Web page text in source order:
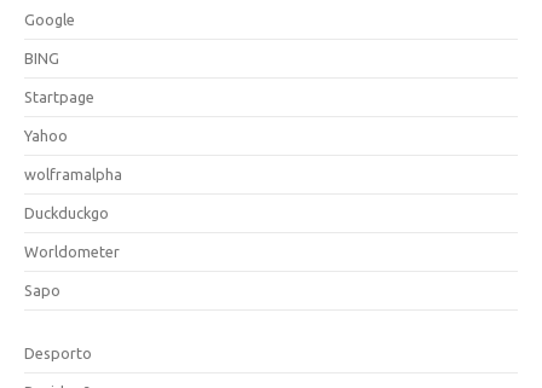
Google
BING
Startpage
Yahoo
wolframalpha
Duckduckgo
Worldometer
Sapo
Desporto